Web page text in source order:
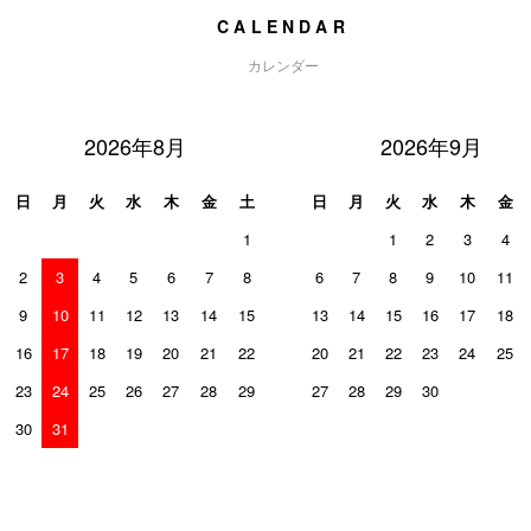
CALENDAR
カレンダー
2026年8月
日 月 火 水 木 金
土
1
2
3 4 5 6 7
8
9
10 11 12 13 14
15
16
17 18 19 20 21
22
23
24 25 26 27 28
29
30
31
2026年9月
日 月 火 水 木 金
1
2 3 4
6
7 8 9 10 11
13
14 15 16 17 18
20
21 22 23 24 25
27
28 29 30